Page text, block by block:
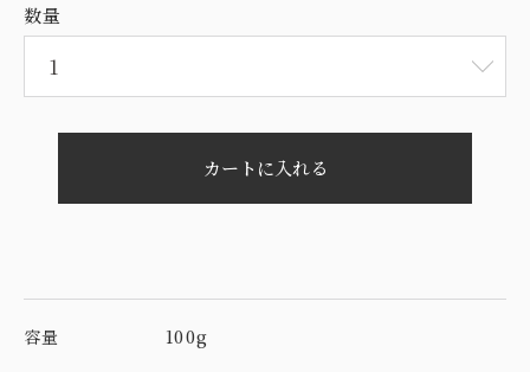
数量
カートに入れる
容量 100g